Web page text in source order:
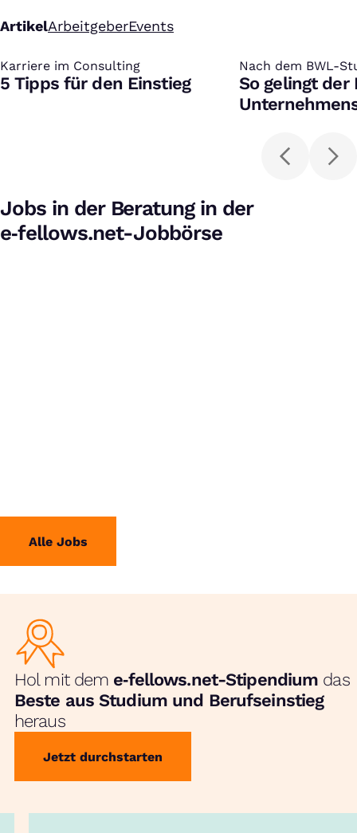
ArtikelArbeitgeberEvents
Karriere im Consulting
:
5 Tipps für den Einstieg
Nach dem BWL-
:
So gelingt der
Jobs in der Beratung in der
e‑fellows.net-Jobbörse
Alle Jobs
Hol mit dem e‑fellows.net-Stipendium das
Beste aus Studium und Berufseinstieg
heraus
Jetzt durchstarten